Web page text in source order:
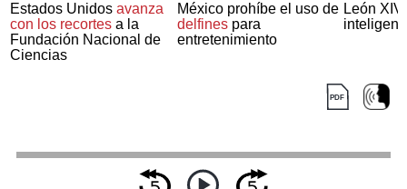
Estados Unidosavanza
con los recortes a la
Fundación Nacional de
Ciencias
México prohíbe el uso de
delfinespara
entretenimiento
León